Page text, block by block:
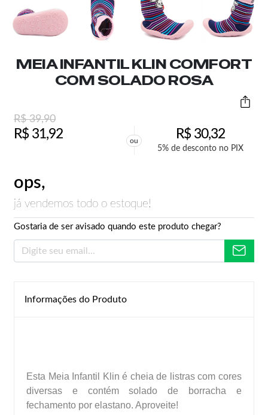
MEIA INFANTIL KLIN COMFORT
COM SOLADO ROSA
R$39,90
R$31,92 ou R$30,32
5% de desconto no PIX
ops,
já vendemos todo o estoque!
Gostaria de ser avisado quando este produto chegar?
Informações do Produto
Esta Meia Infantil Klin é cheia de listras com cores
diversas e contém solado de borracha e
fechamento por elastano. Aproveite!